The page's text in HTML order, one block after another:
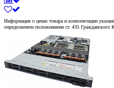
Информация о ценах товара и комплектации
определяемом положениями ст. 435 Гражданского